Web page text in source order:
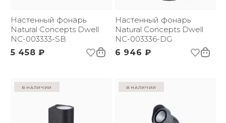
Настенный фонарь
Natural Concepts Dwell
NC-003333-SB
5 458 ₽
Настенный фонарь
Natural Concepts Dwell
NC-003336-DG
6 946 ₽
в наличии в наличии